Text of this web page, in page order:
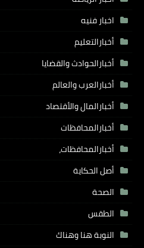
اخبار فنيه
أخبارالتعليم
أخبارالحوادث والقضايا
أخبارالعرب والعالم
أخبارالمال والأقتصاد
أخبارالمحافظات
أخبارالمحافظات،
أصل الحكاية
الصحة
الطقس
النوبة هنا وهناك